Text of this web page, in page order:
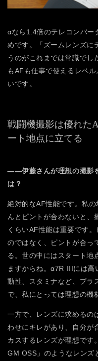
αなら1.4倍のテレコンバー
めです。「ズームレンズに
うのがこれまでは常識でし
もAFも仕事で使えるレベ
いです。
戦闘機撮影は優れた
ート地点に立てる
――伊藤さんが理想の撮影
は？
絶対的なAF性能です。私
んとピントが合わないと、
くらいAF性能は重要です
のではなく、ピントが合っ
る。世の中にはスタート地
ますからね。α7R IIIには
動性、スタミナなど、プラ
で、私にとっては理想の機
一方で、レンズに求めるの
わせにキレがあり、自分が
カスするレンズが理想で
GM OSS」のようなレンズ